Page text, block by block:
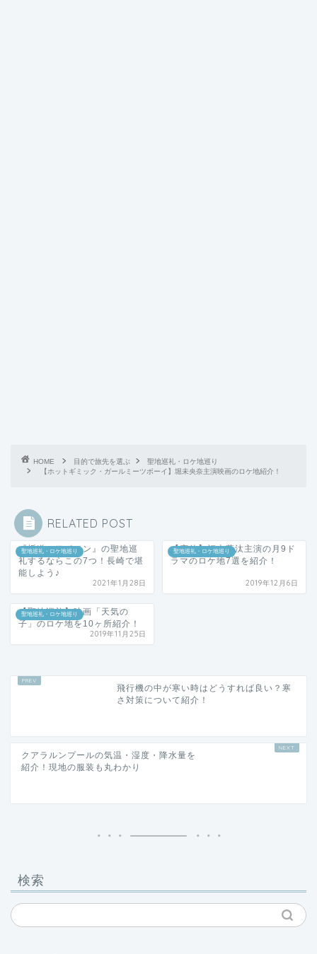
HOME 目的で旅先を選ぶ
聖地巡礼・ロケ地巡り
【ホットギミック・ガールミーツボーイ】堀未央奈主演映画のロケ地紹介！
RELATED POST
聖地巡礼・ロケ地巡り
『坂道のアポロン』の聖地巡
礼するならこの7つ！長崎で堪
能しよう♪
2021年1月28日
聖地巡礼・ロケ地巡り
【恋仲】福士蒼汰主演の月9ド
ラマのロケ地7選を紹介！
2019年12月6日
聖地巡礼・ロケ地巡り
【聖地巡礼】映画「天気の
子」のロケ地を10ヶ所紹介！
2019年11月25日
飛行機の中が寒い時はどうすれば良い？寒
さ対策について紹介！
クアラルンプールの気温・湿度・降水量を
紹介！現地の服装も丸わかり
検索